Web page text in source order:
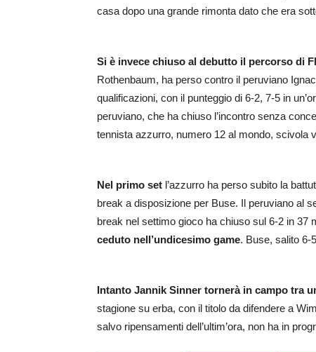
casa dopo una grande rimonta dato che era
Si è invece chiuso al debutto il percorso di
Rothenbaum, ha perso contro il peruviano
qualificazioni, con il punteggio di 6-2, 7-5 in
peruviano, che ha chiuso l’incontro senza
tennista azzurro, numero 12 al mondo, scivola
Nel primo set l’azzurro ha perso subito la
break a disposizione per Buse. Il peruviano al
break nel settimo gioco ha chiuso sul 6-2 in 37
ceduto nell’undicesimo game. Buse, salito 6-
Intanto Jannik Sinner tornerà in campo tra
stagione su erba, con il titolo da difendere a
salvo ripensamenti dell’ultim’ora, non ha in